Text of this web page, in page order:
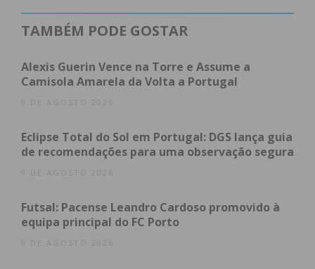
Subscreva a newsletter do
Imediato
Assine nossa newsletter por e-mail e
obtenha de forma regular a informação
Eu li e concordo com ostermos e
condições
TAMBÉM PODE GOSTAR
Alexis Guerin Vence na Torre e Assume a
Camisola Amarela da Volta a Portugal
9 DE AGOSTO 2026
Eclipse Total do Sol em Portugal: DGS lança guia
de recomendações para uma observação segura
9 DE AGOSTO 2026
Futsal: Pacense Leandro Cardoso promovido à
equipa principal do FC Porto
9 DE AGOSTO 2026